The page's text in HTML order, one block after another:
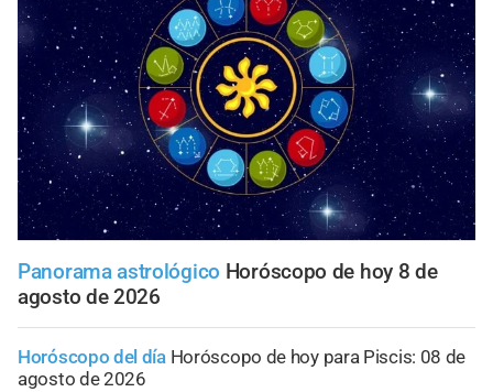
Panorama astrológico Horóscopo de hoy 8 de
agosto de 2026
Horóscopo del día Horóscopo de hoy para Piscis: 08 de
agosto de 2026